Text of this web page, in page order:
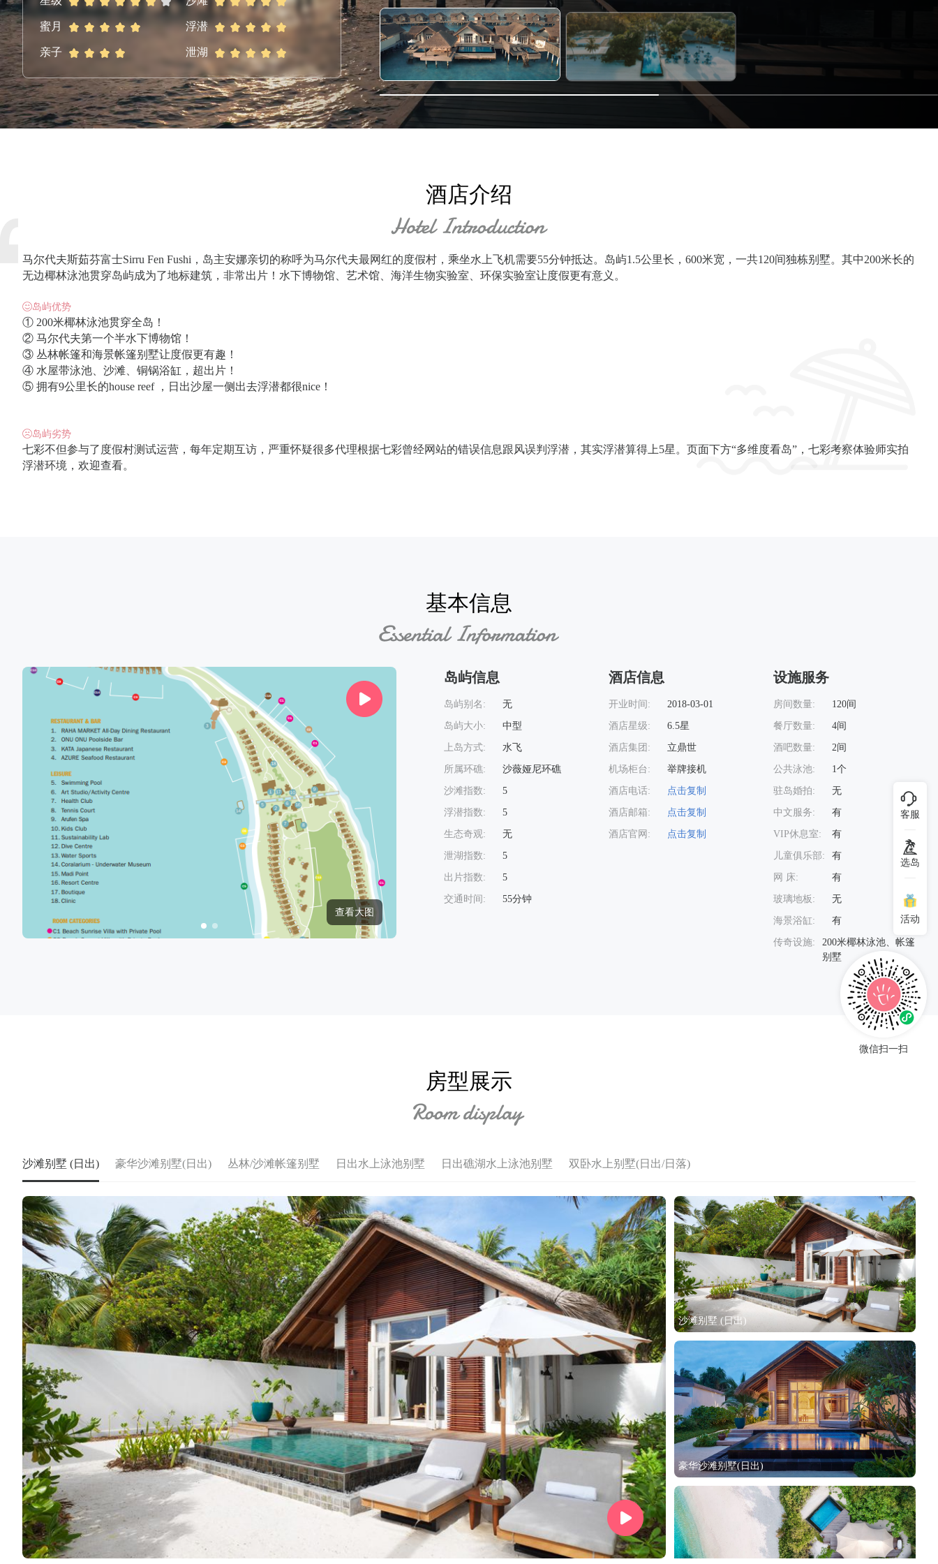
蜜月 浮潜
亲子 泄湖
酒店介绍
马尔代夫斯茹芬富士Sirru Fen Fushi，岛主安娜亲切的称呼为马尔代夫最网红的度假村，乘坐水上飞机需要55分钟抵达。岛屿1.5公里长，600米宽，一共120间独栋别墅。其中200米长的
无边椰林泳池贯穿岛屿成为了地标建筑，非常出片！水下博物馆、艺术馆、海洋生物实验室、环保实验室让度假更有意义。
岛屿优势
① 200米椰林泳池贯穿全岛！
② 马尔代夫第一个半水下博物馆！
③ 丛林帐篷和海景帐篷别墅让度假更有趣！
④ 水屋带泳池、沙滩、铜锅浴缸，超出片！
⑤ 拥有9公里长的house reef ，日出沙屋一侧出去浮潜都很nice！
岛屿劣势
七彩不但参与了度假村测试运营，每年定期互访，严重怀疑很多代理根据七彩曾经网站的错误信息跟风误判浮潜，其实浮潜算得上5星。页面下方“多维度看岛”，七彩考察体验师实拍
浮潜环境，欢迎查看。
基本信息
查看大图
岛屿信息
岛屿别名: 无
岛屿大小: 中型
上岛方式: 水飞
所属环礁: 沙薇娅尼环礁
沙滩指数: 5
浮潜指数: 5
生态奇观: 无
泄湖指数: 5
出片指数: 5
交通时间: 55分钟
酒店信息
开业时间: 2018-03-01
酒店星级: 6.5星
酒店集团: 立鼎世
机场柜台: 举牌接机
酒店电话: 点击复制
酒店邮箱: 点击复制
酒店官网: 点击复制
设施服务
房间数量: 120间
餐厅数量: 4间
酒吧数量: 2间
公共泳池: 1个
驻岛婚拍: 无
中文服务: 有
VIP休息室: 有
儿童俱乐部: 有
网 床: 有
玻璃地板: 无
海景浴缸: 有
传奇设施:
200米椰林泳池、帐篷
别墅
房型展示
沙滩别墅 (日出) 豪华沙滩别墅(日出) 丛林/沙滩帐篷别墅 日出水上泳池别墅 日出礁湖水上泳池别墅 双卧水上别墅(日出/日落)
沙滩别墅 (日出)
豪华沙滩别墅(日出)
客服
选岛
活动
微信扫一扫